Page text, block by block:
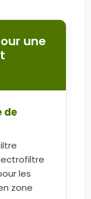
une
de
les
zone